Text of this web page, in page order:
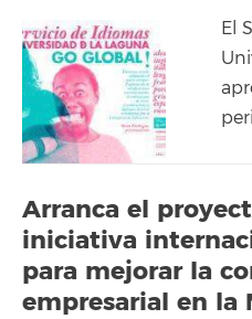
El
Arranca el
iniciativa
para mejorar la
empresarial en la